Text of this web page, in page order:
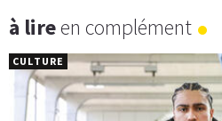
à lireen complément
CULTURE